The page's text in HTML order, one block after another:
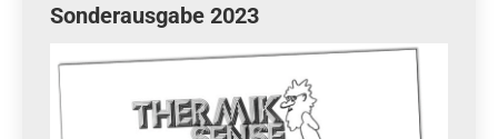
Sonderausgabe 2023